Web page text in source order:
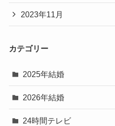
2023年11月
カテゴリー
2025年結婚
2026年結婚
24時間テレビ